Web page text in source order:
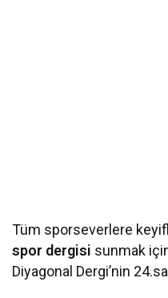
Tüm sporseverlere
spor dergisi sunmak
Diyagonal Dergi’nin